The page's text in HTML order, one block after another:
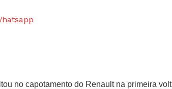
no capotamento do Renault na primeira